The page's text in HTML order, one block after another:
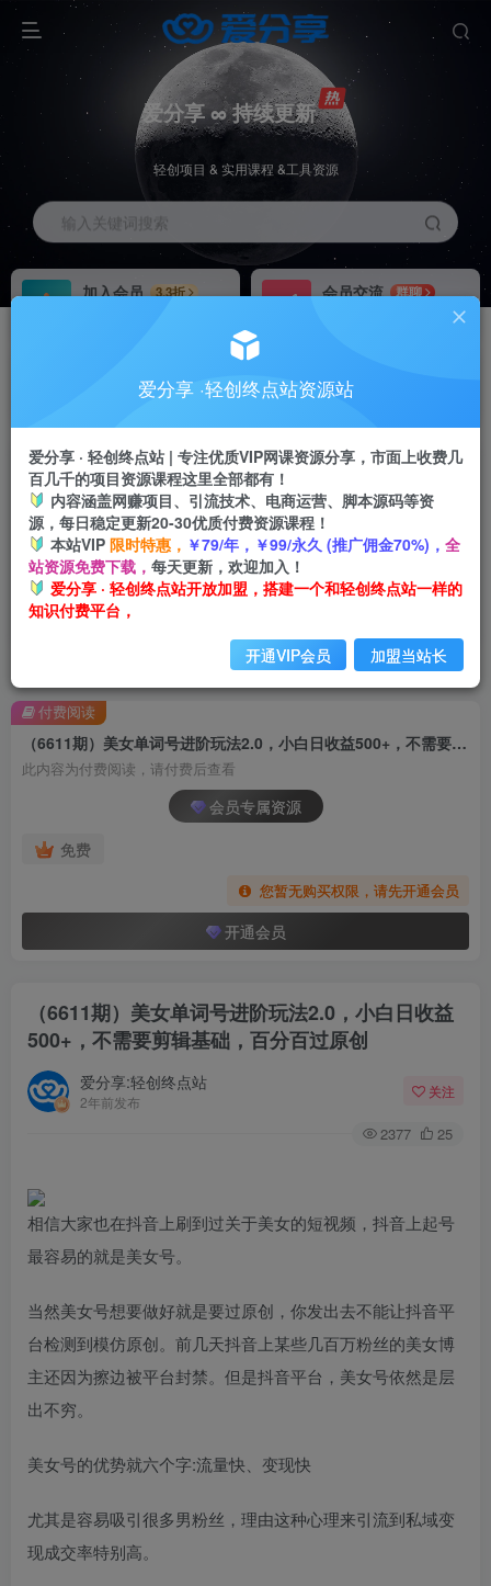
爱分享 ∞ 持续更新
轻创项目 & 实用课程 &工具资源
输入关键词搜索
加入会员
3.3折
会员交流
群聊
推广返佣高达70%
24小时自动赚钱
加入会员享受权益福利
（6611期）美女单词号进阶玩法2.0，小白日收益500+，不需要剪辑基础，百分百过原创
此内容为付费阅读，请付费后查看
会员专属资源
免费
您暂无购买权限，请先开通会员
开通会员
付费阅读
（6611期）美女单词号进阶玩法2.0，小白日收益
500+，不需要剪辑基础，百分百过原创
爱分享:轻创终点站
2年前发布
关注
2377 25
相信大家也在抖音上刷到过关于美女的短视频，抖音上起号
最容易的就是美女号。
当然美女号想要做好就是要过原创，你发出去不能让抖音平
台检测到模仿原创。前几天抖音上某些几百万粉丝的美女博
主还因为擦边被平台封禁。但是抖音平台，美女号依然是层
出不穷。
美女号的优势就六个字:流量快、变现快
尤其是容易吸引很多男粉丝，理由这种心理来引流到私域变
现成交率特别高。
爱分享 ·轻创终点站资源站
爱分享 · 轻创终点站 | 专注优质VIP网课资源分享，市面上收费几
百几千的项目资源课程这里全部都有！
内容涵盖网赚项目、引流技术、电商运营、脚本源码等资
源，每日稳定更新20-30优质付费资源课程！
本站VIP 限时特惠， ￥79/年，￥99/永久 (推广佣金70%)， 全
站资源免费下载， 每天更新，欢迎加入！
爱分享 · 轻创终点站开放加盟，搭建一个和轻创终点站一样的
知识付费平台，
开通VIP会员 加盟当站长